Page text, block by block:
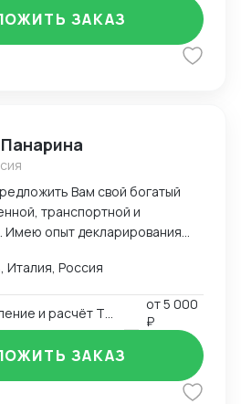
ЗАКАЗ
транспортной и
Имею опыт декларирования
продукции с 2016-ого
Альта-ГТД, Заполнитель.
деятельности связана с
документации,
в области таможенной и
сотрудничеством с
и закупкой товара.
складских запасов и
Италия, Россия
от5 000
₽
ЗАКАЗ